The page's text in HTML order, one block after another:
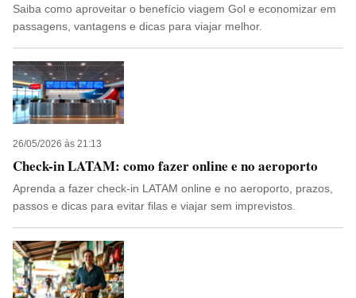
Saiba como aproveitar o benefício viagem Gol e economizar em
passagens, vantagens e dicas para viajar melhor.
26/05/2026 às 21:13
Check-in LATAM: como fazer online e no aeroporto
Aprenda a fazer check-in LATAM online e no aeroporto, prazos,
passos e dicas para evitar filas e viajar sem imprevistos.